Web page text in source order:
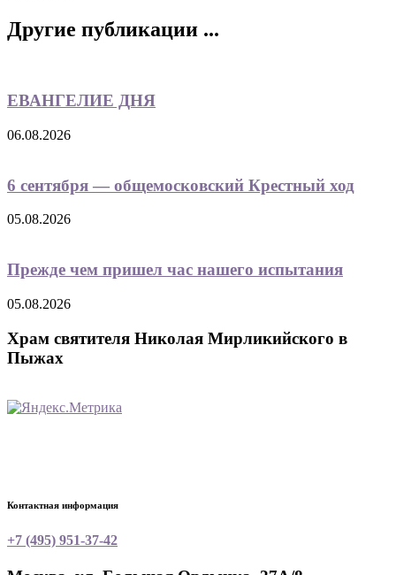
Другие публикации ...
ЕВАНГЕЛИЕ ДНЯ
06.08.2026
6 сентября — общемосковский Крестный ход
05.08.2026
Прежде чем пришел час нашего испытания
05.08.2026
Храм святителя Николая Мирликийского в
Пыжах
Контактная информация
+7 (495) 951-37-42